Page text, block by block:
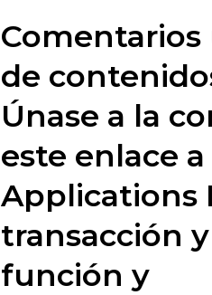
de
Únase a la
este enlace
Applications
transacción
función y